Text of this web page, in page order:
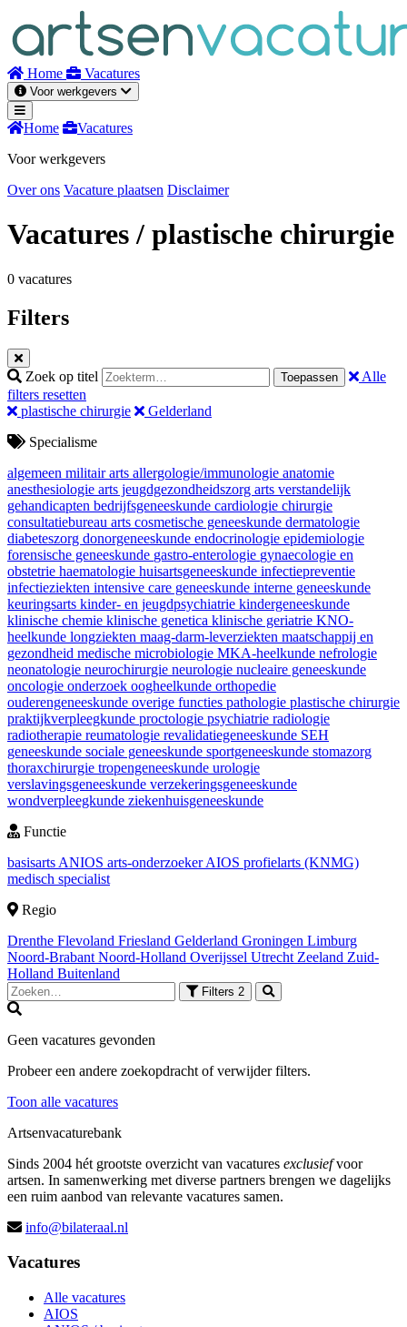
inhoud
Home Vacatures
Voor werkgevers
Home
Vacatures
Voor werkgevers
Over ons Vacature plaatsen Disclaimer
Vacatures/ plastische chirurgie
0 vacatures
Filters
Zoek op titel Toepassen
Alle
filters resetten
plastische chirurgie
Gelderland
Specialisme
algemeen militair arts allergologie/immunologie anatomie
anesthesiologie arts jeugdgezondheidszorg arts verstandelijk
gehandicapten bedrijfsgeneeskunde cardiologie chirurgie
consultatiebureau arts cosmetische geneeskunde dermatologie
diabeteszorg donorgeneeskunde endocrinologie epidemiologie
forensische geneeskunde gastro-enterologie gynaecologie en
obstetrie haematologie huisartsgeneeskunde infectiepreventie
infectieziekten intensive care geneeskunde interne geneeskunde
keuringsarts kinder- en jeugdpsychiatrie kindergeneeskunde
klinische chemie klinische genetica klinische geriatrie KNO-
heelkunde longziekten maag-darm-leverziekten maatschappij en
gezondheid medische microbiologie MKA-heelkunde nefrologie
neonatologie neurochirurgie neurologie nucleaire geneeskunde
oncologie onderzoek oogheelkunde orthopedie
ouderengeneeskunde overige functies pathologie plastische chirurgie
praktijkverpleegkunde proctologie psychiatrie radiologie
radiotherapie reumatologie revalidatiegeneeskunde SEH
geneeskunde sociale geneeskunde sportgeneeskunde stomazorg
thoraxchirurgie tropengeneeskunde urologie
verslavingsgeneeskunde verzekeringsgeneeskunde
wondverpleegkunde ziekenhuisgeneeskunde
Functie
basisarts ANIOS arts-onderzoekerAIOS profielarts (KNMG)
medisch specialist
Regio
Drenthe Flevoland Friesland Gelderland Groningen Limburg
Noord-Brabant Noord-Holland Overijssel Utrecht Zeeland Zuid-
Holland Buitenland
Filters 2
Geen vacatures gevonden
Probeer een andere zoekopdracht of verwijder filters.
Toon alle vacatures
Artsenvacaturebank
Sinds 2004 hét grootste overzicht van vacatures exclusiefvoor
artsen. In samenwerking met diverse partners brengen we dagelijks
een ruim aanbod van relevante vacatures samen.
info@bilateraal.nl
Vacatures
Alle vacatures
AIOS